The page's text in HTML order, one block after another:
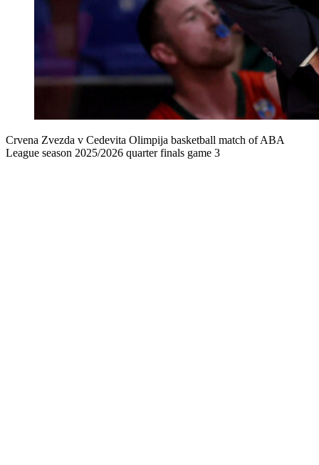
Crvena Zvezda v Cedevita Olimpija basketball match of ABA
League season 2025/2026 quarter finals game 3